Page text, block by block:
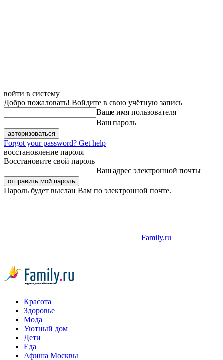
войти в систему
Добро пожаловать! Войдите в свою учётную запись
Ваше имя пользователя
Ваш пароль
Forgot your password? Get help
восстановление пароля
Восстановите свой пароль
Ваш адрес электронной почты
Пароль будет выслан Вам по электронной почте.
Family.ru
Красота
Здоровье
Мода
Уютный дом
Дети
Еда
Афиша Москвы